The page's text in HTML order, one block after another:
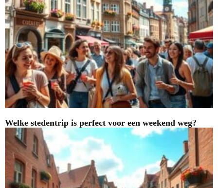
Welke stedentrip is perfect voor een weekend weg?